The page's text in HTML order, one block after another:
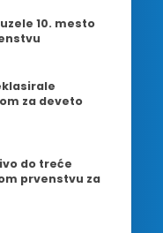
10. mesto
za deveto
do treće
prvenstvu za